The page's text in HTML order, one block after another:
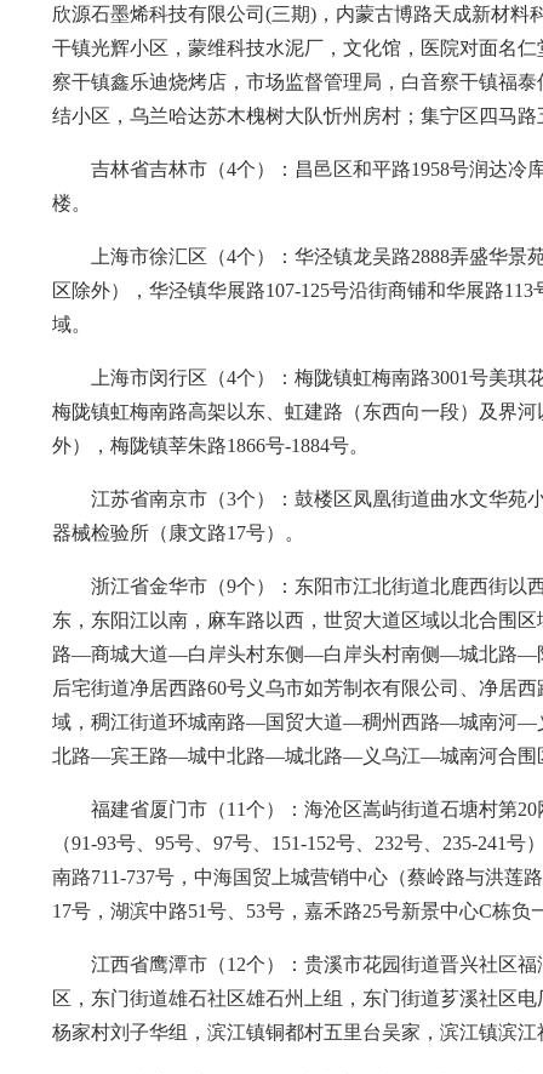
欣源石墨烯科技有限公司(三期)，内蒙古博路天成新材
干镇光辉小区，蒙维科技水泥厂，文化馆，医院对面名
察干镇鑫乐迪烧烤店，市场监督管理局，白音察干镇福
结小区，乌兰哈达苏木槐树大队忻州房村；集宁区四马路
吉林省吉林市（4个）：昌邑区和平路1958号润达
楼。
上海市徐汇区（4个）：华泾镇龙吴路2888弄盛华
区除外），华泾镇华展路107-125号沿街商铺和华展路
域。
上海市闵行区（4个）：梅陇镇虹梅南路3001号美
梅陇镇虹梅南路高架以东、虹建路（东西向一段）及界
外），梅陇镇莘朱路1866号-1884号。
江苏省南京市（3个）：鼓楼区凤凰街道曲水文华苑
器械检验所（康文路17号）。
浙江省金华市（9个）：东阳市江北街道北鹿西街以
东，东阳江以南，麻车路以西，世贸大道区域以北合
路—商城大道—白岸头村东侧—白岸头村南侧—城北路—
后宅街道净居西路60号义乌市如芳制衣有限公司、净居
域，稠江街道环城南路—国贸大道—稠州西路—城南河
北路—宾王路—城中北路—城北路—义乌江—城南河合围
福建省厦门市（11个）：海沧区嵩屿街道石塘村第
（91-93号、95号、97号、151-152号、232号、235-
南路711-737号，中海国贸上城营销中心（蔡岭路与洪莲
17号，湖滨中路51号、53号，嘉禾路25号新景中心C栋
江西省鹰潭市（12个）：贵溪市花园街道晋兴社区
区，东门街道雄石社区雄石州上组，东门街道芗溪社区
杨家村刘子华组，滨江镇铜都村五里台吴家，滨江镇滨